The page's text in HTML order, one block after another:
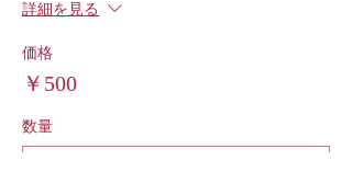
詳細を見る
価格
￥500
数量